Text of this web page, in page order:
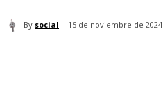
By social 15 de noviembre de 2024